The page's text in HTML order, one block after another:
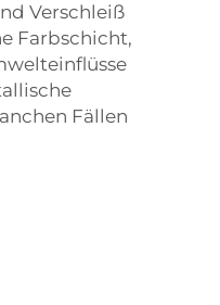
Verschleiß
Farbschicht,
Fällen